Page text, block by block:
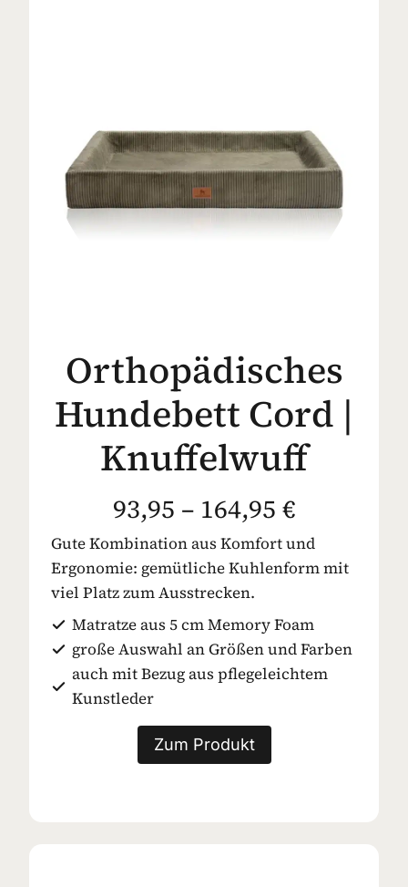
Orthopädisches
Hundebett Cord |
Knuffelwuff
93,95 – 164,95 €
Gute Kombination aus Komfort und
Ergonomie: gemütliche Kuhlenform mit
viel Platz zum Ausstrecken.
Matratze aus 5 cm Memory Foam
große Auswahl an Größen und Farben
auch mit Bezug aus pflegeleichtem
Kunstleder
Zum Produkt